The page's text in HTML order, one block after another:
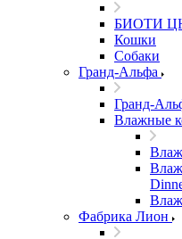
БИОТИ
Кошки
Собаки
Гранд-Альфа
Гранд-
Влажные
Фабрика Лион